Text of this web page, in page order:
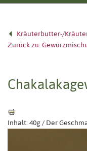
Kräuterbutter-/
Zurück zu:
Inhalt: 40g / Der